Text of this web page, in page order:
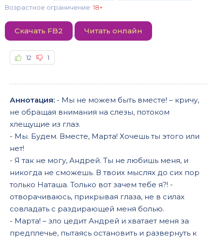
Возрастное ограничение: 18+
Скачать FB2 Читать онлайн
12 1
Аннотация: - Мы не можем быть вместе! – кричу,
не обращая внимания на слезы, потоком
хлещущие из глаз.
- Мы. Будем. Вместе, Марта! Хочешь ты этого или
нет!
- Я так не могу, Андрей. Ты не любишь меня, и
никогда не сможешь. В твоих мыслях до сих пор
только Наташа. Только вот зачем тебе я?! -
отворачиваюсь, прикрывая глаза, не в силах
совладать с раздирающей меня болью.
- Марта! – зло цедит Андрей и хватает меня за
предплечье, пытаясь остановить и развернуть к